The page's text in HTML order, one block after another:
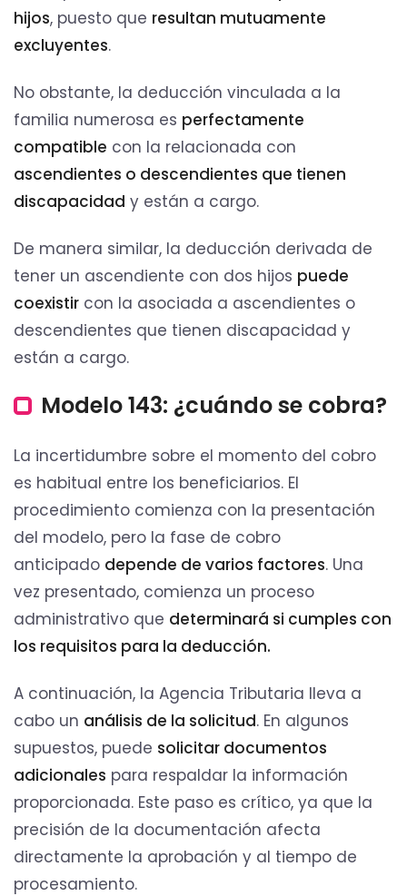
hijos, puesto que resultan mutuamente
excluyentes.
No obstante, la deducción vinculada a la
familia numerosa es perfectamente
compatible con la relacionada con
ascendientes o descendientes que tienen
discapacidad y están a cargo.
De manera similar, la deducción derivada de
tener un ascendiente con dos hijos puede
coexistir con la asociada a ascendientes o
descendientes que tienen discapacidad y
están a cargo.
Modelo 143: ¿cuándo se cobra?
La incertidumbre sobre el momento del cobro
es habitual entre los beneficiarios. El
procedimiento comienza con la presentación
del modelo, pero la fase de cobro
anticipado depende de varios factores. Una
vez presentado, comienza un proceso
administrativo que determinará si cumples con
los requisitos para la deducción.
A continuación, la Agencia Tributaria lleva a
cabo un análisis de la solicitud. En algunos
supuestos, puede solicitar documentos
adicionales para respaldar la información
proporcionada. Este paso es crítico, ya que la
precisión de la documentación afecta
directamente la aprobación y al tiempo de
procesamiento.